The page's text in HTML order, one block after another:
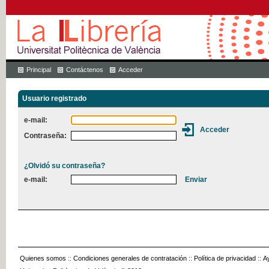
Principal Contáctenos Acceder
Usuario registrado
e-mail:
Contraseña:
¿Olvidó su contraseña?
e-mail:
Quienes somos :: Condiciones generales de contratación :: Política de privacidad ::